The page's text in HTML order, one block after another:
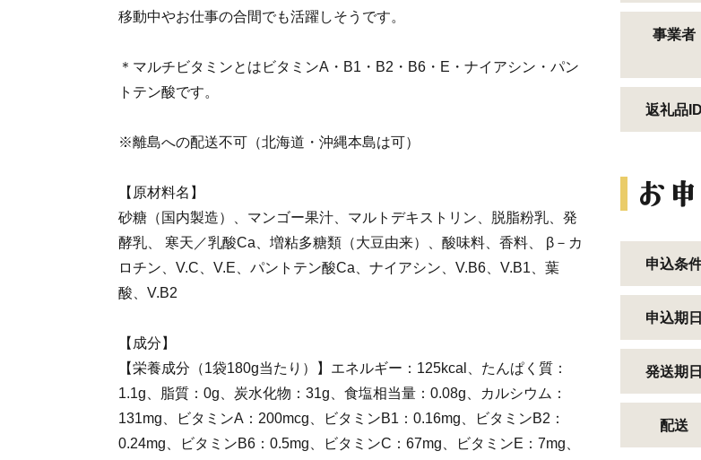
移動中やお仕事の合間でも活躍しそうです。
＊マルチビタミンとはビタミンA・B1・B2・B6・E・ナイアシン・パン
トテン酸です。
※離島への配送不可（北海道・沖縄本島は可）
【原材料名】
砂糖（国内製造）、マンゴー果汁、マルトデキストリン、脱脂粉乳、発
酵乳、 寒天／乳酸Ca、増粘多糖類（大豆由来）、酸味料、香料、 β－カ
ロチン、V.C、V.E、パントテン酸Ca、ナイアシン、V.B6、V.B1、葉
酸、V.B2
【成分】
【栄養成分（1袋180g当たり）】エネルギー：125kcal、たんぱく質：
1.1g、脂質：0g、炭水化物：31g、食塩相当量：0.08g、カルシウム：
131mg、ビタミンA：200mcg、ビタミンB1：0.16mg、ビタミンB2：
0.24mg、ビタミンB6：0.5mg、ビタミンC：67mg、ビタミンE：7mg、
事業者
返礼品ID
申込条
申込期日
発送期日
配送